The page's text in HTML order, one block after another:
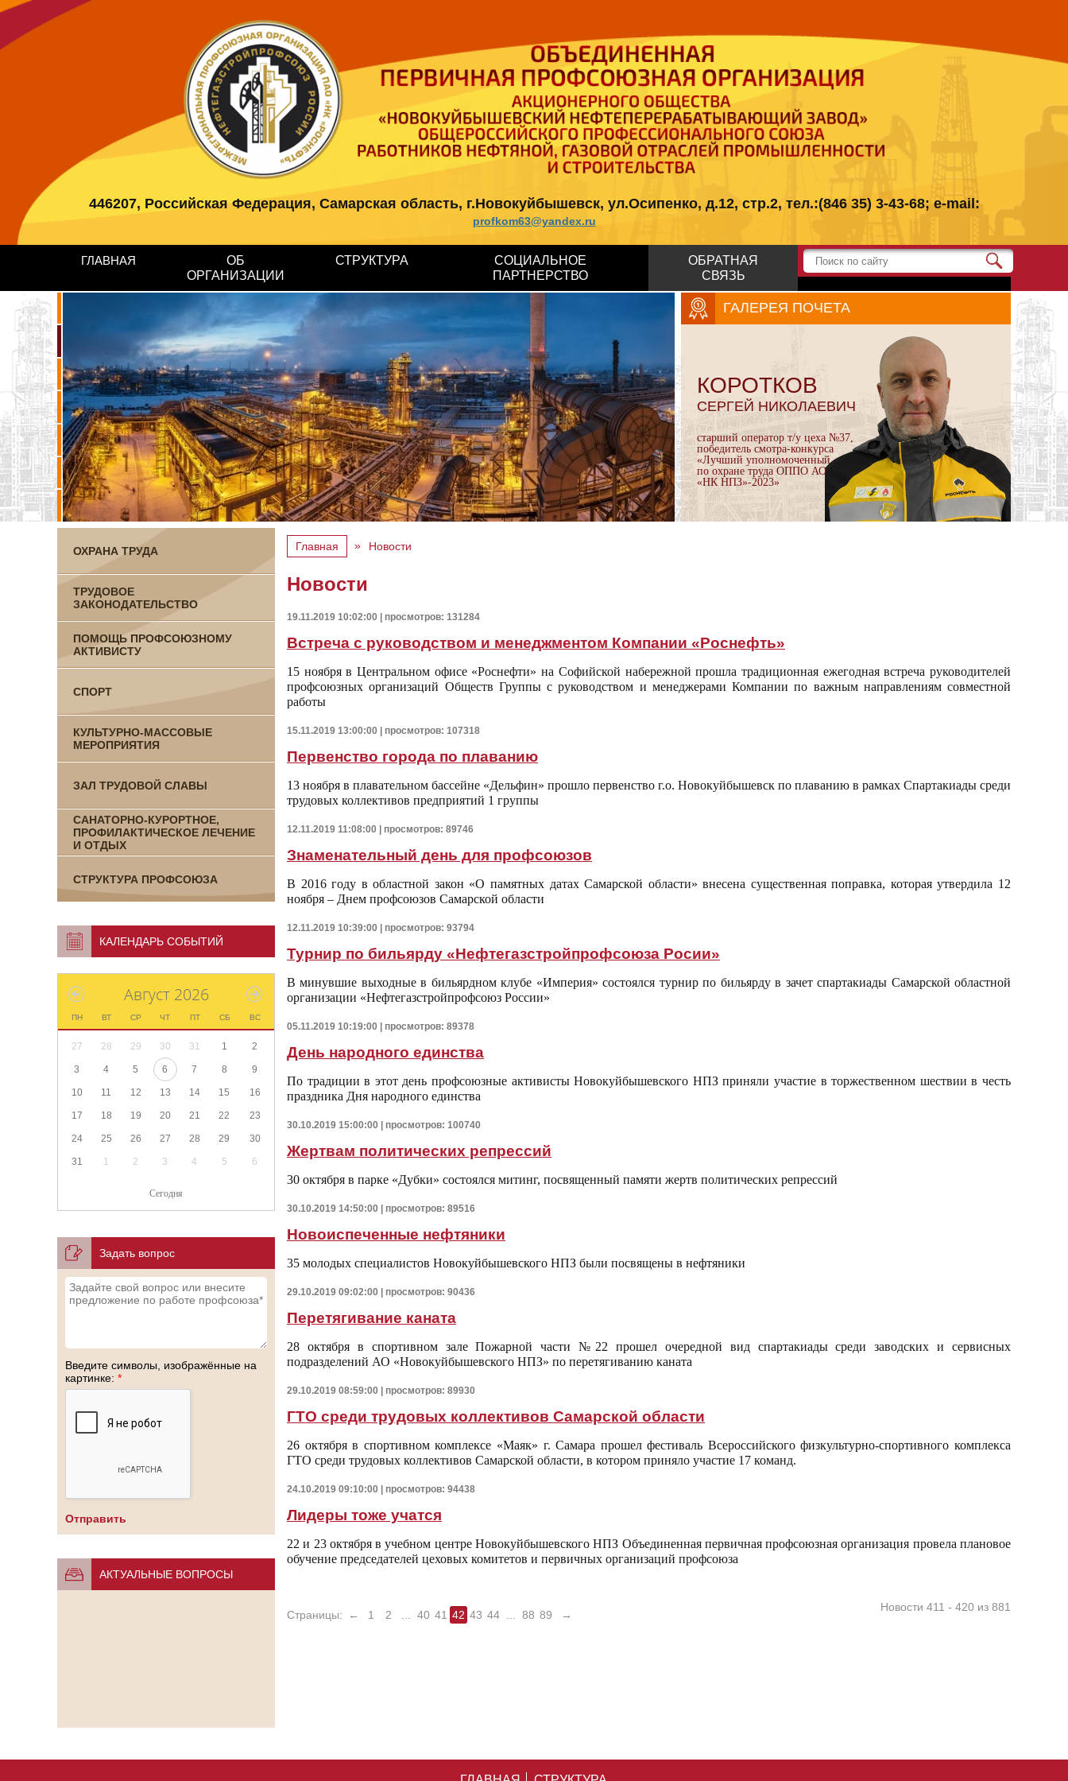
446207, Российская Федерация, Самарская область, г.Новокуйбышевск, ул.Осипенко, д.12, стр.2, тел.:(846 35) 3-43-68; e-mail:
profkom63@yandex.ru
ГЛАВНАЯ
ОБ
ОРГАНИЗАЦИИ
СТРУКТУРА
СОЦИАЛЬНОЕ
ПАРТНЕРСТВО
ОБРАТНАЯ
СВЯЗЬ
ГАЛЕРЕЯ ПОЧЕТА
КОРОТКОВ
СЕРГЕЙ НИКОЛАЕВИЧ
старший оператор т/у цеха №37,
победитель смотра-конкурса
«Лучший уполномоченный
по охране труда ОППО АО
«НК НПЗ»-2023»
ОХРАНА ТРУДА
ТРУДОВОЕ
ЗАКОНОДАТЕЛЬСТВО
ПОМОЩЬ ПРОФСОЮЗНОМУ
АКТИВИСТУ
СПОРТ
КУЛЬТУРНО-МАССОВЫЕ
МЕРОПРИЯТИЯ
ЗАЛ ТРУДОВОЙ СЛАВЫ
САНАТОРНО-КУРОРТНОЕ,
ПРОФИЛАКТИЧЕСКОЕ ЛЕЧЕНИЕ
И ОТДЫХ
СТРУКТУРА ПРОФСОЮЗА
КАЛЕНДАРЬ СОБЫТИЙ
Август 2026
ПН ВТ СР ЧТ ПТ СБ ВС
27 28 29 30 31 1 2
3 4 5 6 7 8 9
10 11 12 13 14 15 16
17 18 19 20 21 22 23
24 25 26 27 28 29 30
31 1 2 3 4 5 6
Сегодня
Задать вопрос
Введите символы, изображённые на
картинке: *
АКТУАЛЬНЫЕ ВОПРОСЫ
Главная » Новости
Новости
19.11.2019 10:02:00 | просмотров: 131284
Встреча с руководством и менеджментом Компании «Роснефть»
15 ноября в Центральном офисе «Роснефти» на Софийской набережной прошла традиционная ежегодная встреча руководителей
профсоюзных организаций Обществ Группы с руководством и менеджерами Компании по важным направлениям совместной
работы
15.11.2019 13:00:00 | просмотров: 107318
Первенство города по плаванию
13 ноября в плавательном бассейне «Дельфин» прошло первенство г.о. Новокуйбышевск по плаванию в рамках Спартакиады среди
трудовых коллективов предприятий 1 группы
12.11.2019 11:08:00 | просмотров: 89746
Знаменательный день для профсоюзов
В 2016 году в областной закон «О памятных датах Самарской области» внесена существенная поправка, которая утвердила 12
ноября – Днем профсоюзов Самарской области
12.11.2019 10:39:00 | просмотров: 93794
Турнир по бильярду «Нефтегазстройпрофсоюза Росии»
В минувшие выходные в бильярдном клубе «Империя» состоялся турнир по бильярду в зачет спартакиады Самарской областной
организации «Нефтегазстройпрофсоюз России»
05.11.2019 10:19:00 | просмотров: 89378
День народного единства
По традиции в этот день профсоюзные активисты Новокуйбышевского НПЗ приняли участие в торжественном шествии в честь
праздника Дня народного единства
30.10.2019 15:00:00 | просмотров: 100740
Жертвам политических репрессий
30 октября в парке «Дубки» состоялся митинг, посвященный памяти жертв политических репрессий
30.10.2019 14:50:00 | просмотров: 89516
Новоиспеченные нефтяники
35 молодых специалистов Новокуйбышевского НПЗ были посвящены в нефтяники
29.10.2019 09:02:00 | просмотров: 90436
Перетягивание каната
28 октября в спортивном зале Пожарной части №22 прошел очередной вид спартакиады среди заводских и сервисных
подразделений АО «Новокуйбышевского НПЗ» по перетягиванию каната
29.10.2019 08:59:00 | просмотров: 89930
ГТО среди трудовых коллективов Самарской области
26 октября в спортивном комплексе «Маяк» г. Самара прошел фестиваль Всероссийского физкультурно-спортивного комплекса
ГТО среди трудовых коллективов Самарской области, в котором приняло участие 17 команд.
24.10.2019 09:10:00 | просмотров: 94438
Лидеры тоже учатся
22 и 23 октября в учебном центре Новокуйбышевского НПЗ Объединенная первичная профсоюзная организация провела плановое
обучение председателей цеховых комитетов и первичных организаций профсоюза
Новости 411 - 420 из 881
Страницы: ← 1 2 40 41 42 43 44 88 89 →